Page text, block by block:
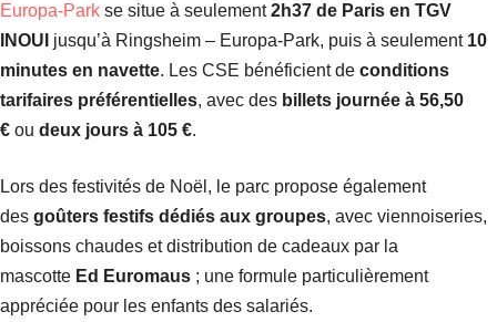
Europa-Park se situe à seulement2h37 de Paris en TGV
INOUI jusqu’à Ringsheim – Europa-Park, puis à seulement 10
minutes en navette. Les CSE bénéficient de conditions
tarifaires préférentielles, avec des billets journée à 56,50
€ ou deux jours à 105 €.
Lors des festivités de Noël, le parc propose également
des goûters festifs dédiés aux groupes, avec viennoiseries,
boissons chaudes et distribution de cadeaux par la
mascotte Ed Euromaus ; une formule particulièrement
appréciée pour les enfants des salariés.